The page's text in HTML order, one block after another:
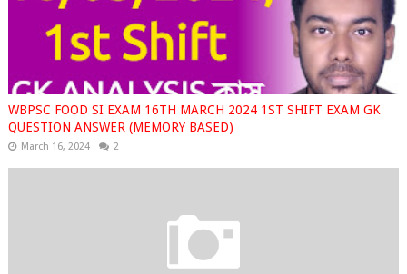
WBPSC FOOD SI EXAM 16TH MARCH 2024 1ST SHIFT EXAM GK
QUESTION ANSWER (MEMORY BASED)
March 16, 2024 2